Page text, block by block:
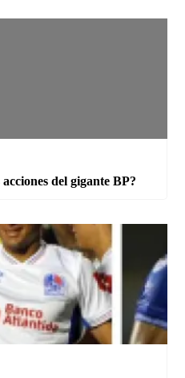
del gigante BP?